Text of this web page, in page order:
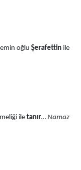
oğlu Şerafettin ile
ile tanır… Namaz